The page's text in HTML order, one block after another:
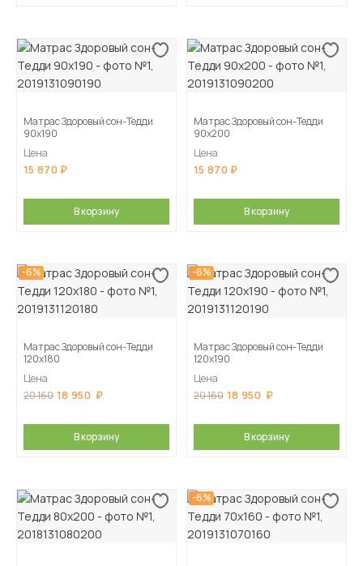
Матрас Здоровый сон-Тедди
90х190
Цена
15 870
В корзину
Матрас Здоровый сон-Тедди
90х200
Цена
15 870
В корзину
-6%
Матрас Здоровый сон-Тедди
120х180
Цена
20 160 18 950
В корзину
-6%
Матрас Здоровый сон-Тедди
120х190
Цена
20 160 18 950
В корзину
-6%